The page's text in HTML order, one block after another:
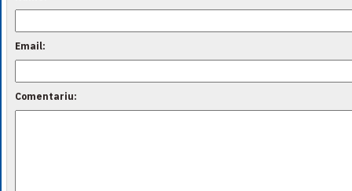
Email:
Comentariu: